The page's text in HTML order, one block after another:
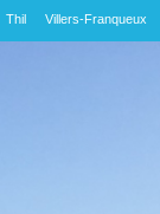
Thil Villers-Franqueux